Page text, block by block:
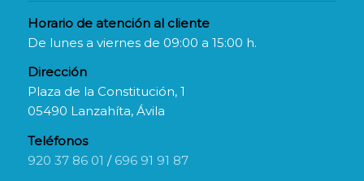
Horario de atención al cliente
De lunes a viernes de 09:00 a 15:00 h.
Dirección
Plaza de la Constitución, 1
05490 Lanzahíta, Ávila
Teléfonos
920 37 86 01 / 696 91 91 87